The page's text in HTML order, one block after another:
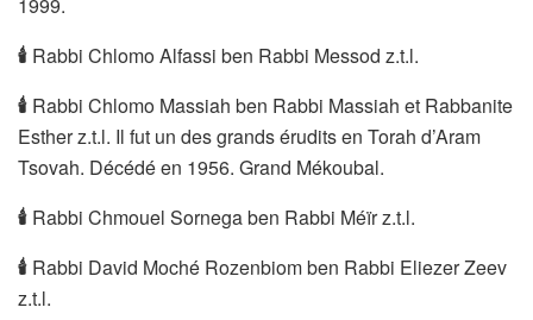
🕯 Rabbi Chlomo Alfassi ben Rabbi Messod z.t.l.
🕯 Rabbi Chlomo Massiah ben Rabbi Massiah et Rabbanite
Esther z.t.l. Il fut un des grands érudits en Torah d’Aram
Tsovah. Décédé en 1956. Grand Mékoubal.
🕯 Rabbi Chmouel Sornega ben Rabbi Méïr z.t.l.
🕯 Rabbi David Moché Rozenbiom ben Rabbi Eliezer Zeev
z.t.l.